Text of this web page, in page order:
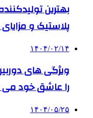
بهترین
پلاستیک و مزایای
۱۴۰۴/۰۲/۱۴
ویژگی های
را عاشق خود
۱۴۰۴/۰۵/۲۵